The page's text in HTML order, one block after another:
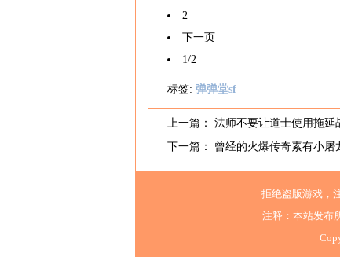
2
下一页
1/2
标签: 弹弹堂sf
上一篇： 法师不要让道士使用拖延
下一篇： 曾经的火爆传奇素有小屠
拒绝盗版游戏，
注释：本站发布